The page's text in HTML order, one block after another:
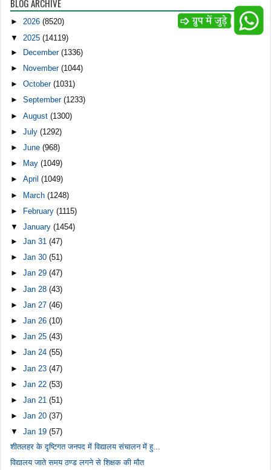
BLOG ARCHIVE
►2026(8520)
▼ 2025(14119)
►
December(1336)
►
November(1044)
►October(1031)
►September(1233)
►August(1300)
►July(1292)
►June(968)
►
May(1049)
►April(1049)
► March(1248)
► February(1115)
▼January(1454)
►Jan 31(47)
►Jan 30(51)
►Jan 29(47)
►Jan 28(43)
►Jan 27(46)
►Jan 26(10)
►Jan 25(43)
►Jan 24(55)
►Jan 23(47)
►Jan 22(53)
►Jan 21(51)
►Jan 20(37)
▼Jan 19(57)
शीतलहर के दृष्टिगत जनपद में विद्यालय संचालन में हु...
विद्यालय जाते समय ठण्ड लगने से शिक्षक की मौत